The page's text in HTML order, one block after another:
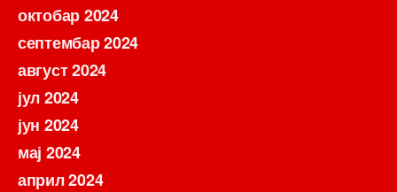
октобар 2024
септембар 2024
август 2024
јул 2024
јун 2024
мај 2024
април 2024